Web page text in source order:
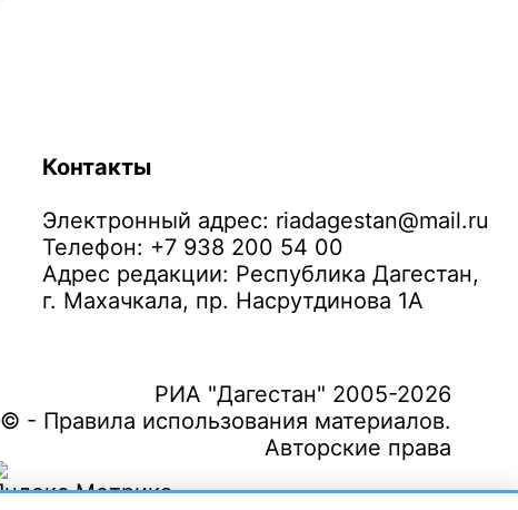
Контакты
Электронный адрес: riadagestan@mail.ru
Телефон: +7 938 200 54 00
Адрес редакции: Республика Дагестан,
г. Махачкала, пр. Насрутдинова 1А
РИА "Дагестан" 2005-2026
© - Правила использования материалов.
Авторские права